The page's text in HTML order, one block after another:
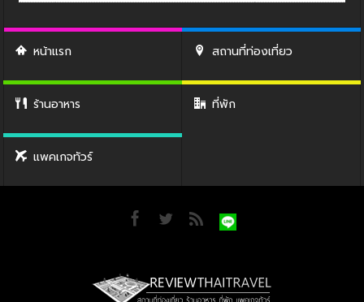
หน้าแรก สถานที่ท่องเที่ยว
ร้านอาหาร ที่พัก
แพคเกจทัวร์